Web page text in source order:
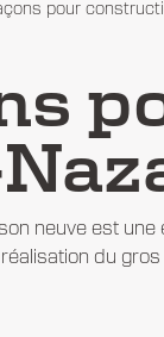
pour
neuve est
réalisation du